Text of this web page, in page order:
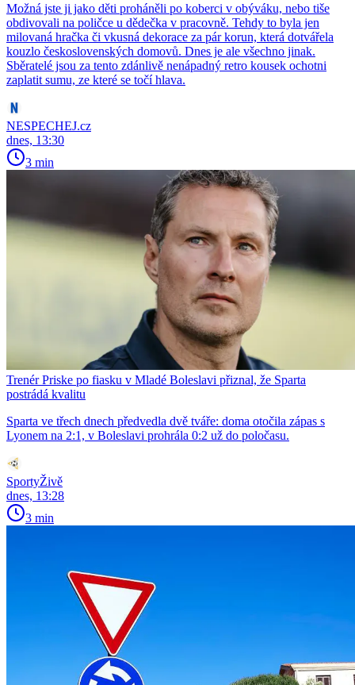
Možná jste ji jako děti proháněli po koberci v obýváku, nebo tiše
obdivovali na poličce u dědečka v pracovně. Tehdy to byla jen
milovaná hračka či vkusná dekorace za pár korun, která dotvářela
kouzlo československých domovů. Dnes je ale všechno jinak.
Sběratelé jsou za tento zdánlivě nenápadný retro kousek ochotni
zaplatit sumu, ze které se točí hlava.
NESPECHEJ.cz
dnes, 13:30
3 min
Trenér Priske po fiasku v Mladé Boleslavi přiznal, že Sparta
postrádá kvalitu
Sparta ve třech dnech předvedla dvě tváře: doma otočila zápas s
Lyonem na 2:1, v Boleslavi prohrála 0:2 už do poločasu.
SportyŽivě
dnes, 13:28
3 min